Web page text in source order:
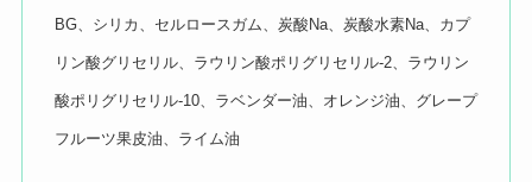
BG、シリカ、セルロースガム、炭酸Na、炭酸水素Na、カプ
リン酸グリセリル、ラウリン酸ポリグリセリル-2、ラウリン
酸ポリグリセリル-10、ラベンダー油、オレンジ油、グレープ
フルーツ果皮油、ライム油